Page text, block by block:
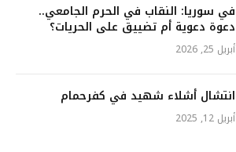
في سوريا: النقاب في الحرم الجامعي..
دعوة دعوية أم تضييق على الحريات؟
أبريل 25, 2026
انتشال أشلاء شهيد في كفرحمام
أبريل 12, 2025